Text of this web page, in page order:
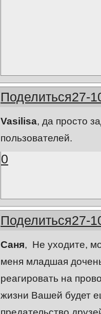
Поделиться27-
Vasilisa, да просто
пользователей.
0
Поделиться27-
Саня, Не уходите,
меня младшая
реагировать на
жизни Вашей будет